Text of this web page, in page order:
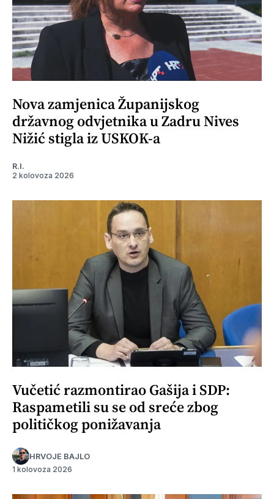
Nova zamjenica Županijskog
državnog odvjetnika u Zadru Nives
Nižić stigla iz USKOK-a
R.I.
2 kolovoza 2026
Vučetić razmontirao Gašija i SDP:
Raspametili su se od sreće zbog
političkog ponižavanja
HRVOJE BAJLO
1 kolovoza 2026